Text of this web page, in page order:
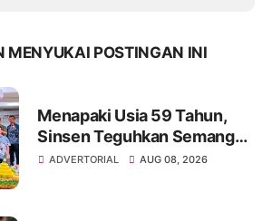
MENYUKAI POSTINGAN INI
Menapaki Usia 59 Tahun,
Sinsen Teguhkan Semangat
“Sustainably Growing”
ADVERTORIAL AUG 08, 2026